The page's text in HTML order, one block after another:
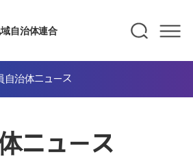
自治体連合
自治体ニュース
ニュース